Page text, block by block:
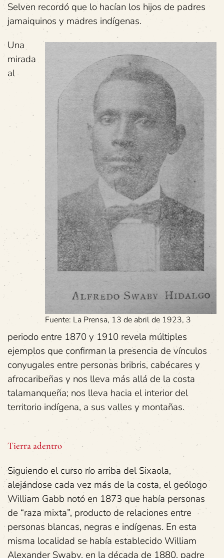
Selven recordó que lo hacían los hijos de padres
jamaiquinos y madres indígenas.
Fuente: La Prensa, 13 de abril de 1923, 3
Una
mirada
al
periodo entre 1870 y 1910 revela múltiples
ejemplos que confirman la presencia de vínculos
conyugales entre personas bribris, cabécares y
afrocaribeñas y nos lleva más allá de la costa
talamanqueña; nos lleva hacia el interior del
territorio indígena, a sus valles y montañas.
Tierra adentro
Siguiendo el curso río arriba del Sixaola,
alejándose cada vez más de la costa, el geólogo
William Gabb notó en 1873 que había personas
de “raza mixta”, producto de relaciones entre
personas blancas, negras e indígenas. En esta
misma localidad se había establecido William
Alexander Swaby, en la década de 1880, padre